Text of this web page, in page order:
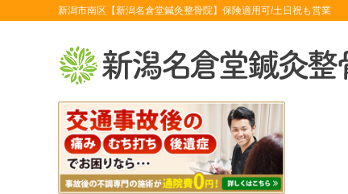
新潟市南区【新潟名倉堂鍼灸整骨院】保険適用可/土日祝も営業